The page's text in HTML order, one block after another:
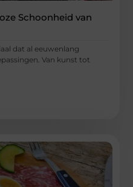
Schoonheid van
dat al eeuwenlang
Van kunst tot